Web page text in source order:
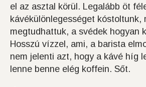
el az asztal körül. Legalább öt
kávékülönlegességet kóstoltunk,
megtudhattuk, a svédek hogyan
Hosszú vízzel, ami, a barista
nem jelenti azt, hogy a kávé híg
lenne benne elég koffein. Sőt.